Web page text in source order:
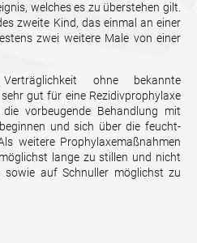
welches es zu überstehen gilt.
zweite Kind, das einmal an einer
zwei weitere Male von einer
ohne bekannte
sehr gut für eine Rezidivprophylaxe
vorbeugende Behandlung mit
und sich über die feucht-
weitere Prophylaxemaßnahmen
lange zu stillen und nicht
sowie auf Schnuller möglichst zu